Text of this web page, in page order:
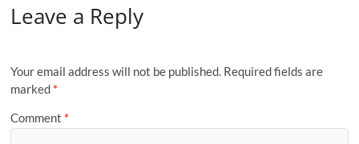
b
o
k
d
n
e
Leave a Reply
Your email address will not be published. Required fields are
marked *
Comment *